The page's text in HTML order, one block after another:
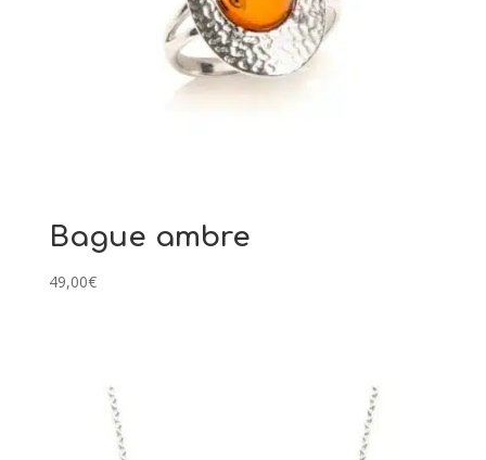
Bague ambre
49,00€